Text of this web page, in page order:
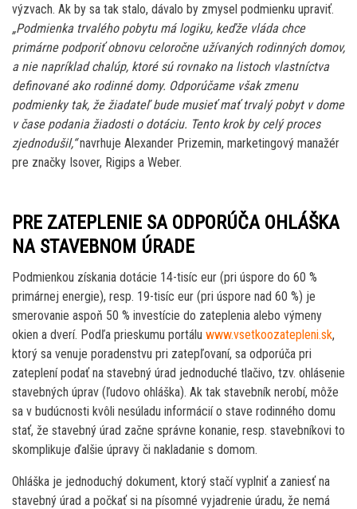
výzvach. Ak by sa tak stalo, dávalo by zmysel podmienku upraviť.
„Podmienka trvalého pobytu má logiku, keďže vláda chce
primárne podporiť obnovu celoročne užívaných rodinných domov,
a nie napríklad chalúp, ktoré sú rovnako na listoch vlastníctva
definované ako rodinné domy. Odporúčame však zmenu
podmienky tak, že žiadateľ bude musieť mať trvalý pobyt v dome
v čase podania žiadosti o dotáciu. Tento krok by celý proces
zjednodušil,“navrhuje Alexander Prizemin, marketingový manažér
pre značky Isover, Rigips a Weber.
PRE ZATEPLENIE SA ODPORÚČA OHLÁŠKA
NA STAVEBNOM ÚRADE
Podmienkou získania dotácie 14-tisíc eur (pri úspore do 60 %
primárnej energie), resp. 19-tisíc eur (pri úspore nad 60 %) je
smerovanie aspoň 50 % investície do zateplenia alebo výmeny
okien a dverí. Podľa prieskumu portálu www.vsetkoozatepleni.sk,
ktorý sa venuje poradenstvu pri zatepľovaní, sa odporúča pri
zateplení podať na stavebný úrad jednoduché tlačivo, tzv. ohlásenie
stavebných úprav (ľudovo ohláška). Ak tak stavebník nerobí, môže
sa v budúcnosti kvôli nesúladu informácií o stave rodinného domu
stať, že stavebný úrad začne správne konanie, resp. stavebníkovi to
skomplikuje ďalšie úpravy či nakladanie s domom.
Ohláška je jednoduchý dokument, ktorý stačí vyplniť a zaniesť na
stavebný úrad a počkať si na písomné vyjadrenie úradu, že nemá